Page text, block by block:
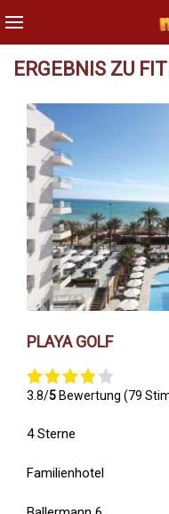
ERGEBNIS ZU
PLAYA GOLF
3.8/5 Bewertung (79
4 Sterne
Familienhotel